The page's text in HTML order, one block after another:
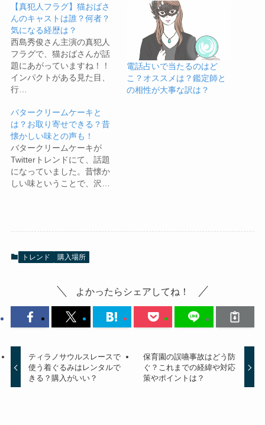
【真犯人フラグ】猫おばさ
んのキャストは誰？何者？
気になる経歴は？
西島秀俊さん主演の真犯人
フラグで、猫おばさんが話
題にあがっていますね！！
インパクトがある見た目、
行…
電話占いで当たるのはど
こ？オススメは？鑑定師と
の相性が大事な訳は？
バタークリームケーキと
は？お取り寄せできる？昔
懐かしい味との声も！
バタークリームケーキが
Twitterトレンドにて、話題
になっていました。昔懐か
しい味ということで、沢…
トレンド 購入場所
よかったらシェアしてね！
ティラノサウルスレースで
使う着ぐるみはレンタルで
きる？購入がいい？
保育園の誤嚥事故はどう防
ぐ？これまでの経緯や対応
策やポイントは？